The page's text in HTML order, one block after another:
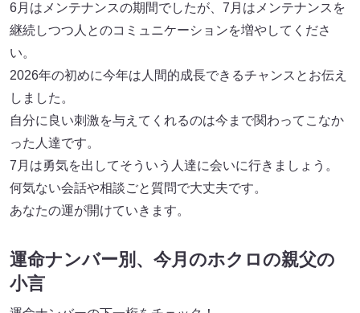
6月はメンテナンスの期間でしたが、7月はメンテナンスを
継続しつつ人とのコミュニケーションを増やしてくださ
い。
2026年の初めに今年は人間的成長できるチャンスとお伝え
しました。
自分に良い刺激を与えてくれるのは今まで関わってこなか
った人達です。
7月は勇気を出してそういう人達に会いに行きましょう。
何気ない会話や相談ごと質問で大丈夫です。
あなたの運が開けていきます。
運命ナンバー別、今月のホクロの親父の
小言